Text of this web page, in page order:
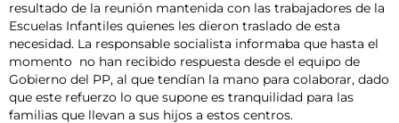
resultado de la reunión mantenida con las trabajadores de la
Escuelas Infantiles quienes les dieron traslado de esta
necesidad. La responsable socialista informaba que hasta el
momento no han recibido respuesta desde el equipo de
Gobierno del PP, al que tendían la mano para colaborar, dado
que este refuerzo lo que supone es tranquilidad para las
familias que llevan a sus hijos a estos centros.